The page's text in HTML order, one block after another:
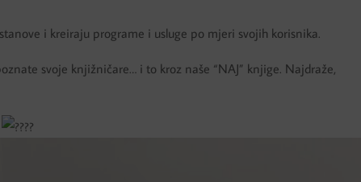
i kreiraju programe i usluge po mjeri svojih korisnika.
svoje knjižničare… i to kroz naše “NAJ” knjige. Najdraže,